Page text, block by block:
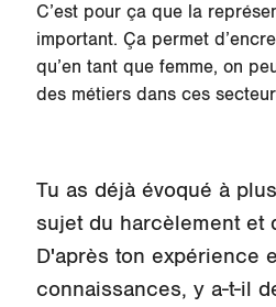
C’est pour ça que la
important. Ça permet
qu’en tant que femme, on
des métiers dans ces
Tu as déjà évoqué à
sujet du harcèlement et
D'après ton expérience
connaissances, y a-t-il